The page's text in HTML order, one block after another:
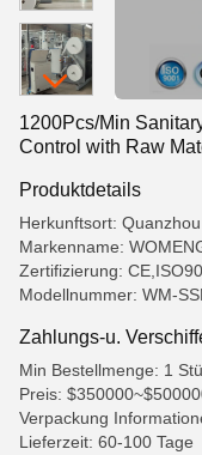
1200Pcs/Min
Control with Raw
Produktdetails
Herkunftsort:
Markenname:
Zertifizierung:
Modellnummer: WM-
Zahlungs-u.
Min Bestellmenge: 1
Preis:
Verpackung
Lieferzeit: 60-100 Tage